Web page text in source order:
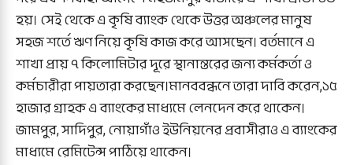
হয়। সেই থেকে এ কৃষি ব্যাংক থেকে উত্তর অঞ্চলের মানুষ
সহজ শর্তে ঋণ নিয়ে কৃষি কাজ করে আসছেন। বর্তমানে এ
শাখা প্রায় ৭ কিলোমিটার দূরে স্থানান্তরের জন্য কর্মকর্তা ও
কর্মচারীরা পায়তারা করছেন।মানববন্ধনে তারা দাবি করেন,১৫
হাজার গ্রাহক এ ব্যাংকের মাধ্যমে লেনদেন করে থাকেন।
জামপুর, সাদিপুর, নোয়াগাঁও ইউনিয়নের প্রবাসীরাও এ ব্যাংকের
মাধ্যমে রেমিটেন্স পাঠিয়ে থাকেন।